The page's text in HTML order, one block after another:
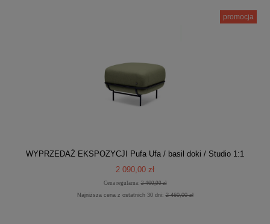
WYPRZEDAŻ EKSPOZYCJI Pufa Ufa / basil doki / Studio 1:1
2 090,00 zł
Cena regularna:2 460,00 zł
Najniższa cena z ostatnich 30 dni:2 460,00 zł
promocja